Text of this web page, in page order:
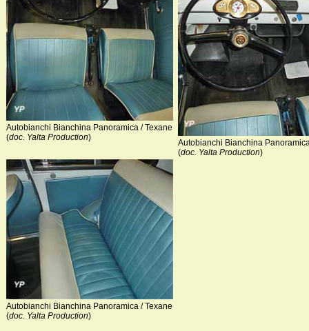
Autobianchi Bianchina Panoramica / Texane
(doc. Yalta Production)
Autobianchi Bianchina
(doc. Yalta Production)
Autobianchi Bianchina Panoramica / Texane
(doc. Yalta Production)